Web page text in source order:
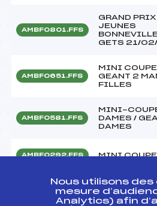
AMBF0801.FFS
GRAND PRIX
JEUNES
GETS 21/
AMBF0651.FFS
MINI
GEANT 2
FILLES
AMBF0581.FFS
MINI-
DAMES /
DAMES
AMBF0292.FFS MINI COUPE
AMBF0281.FFS
GP DES
MASSIF DES
BRASSES /
Nous utilisons des
mesure
Analytics) afin